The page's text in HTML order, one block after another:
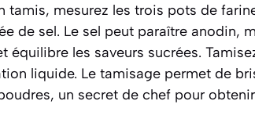
tamis, mesurez les trois pots de
de sel. Le sel peut paraître anodin,
les saveurs sucrées.
liquide. Le tamisage permet de
un secret de chef pour